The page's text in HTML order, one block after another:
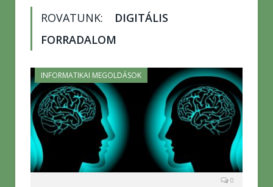
ROVATUNK:
DIGITÁLIS
FORRADALOM
INFORMATIKAI MEGOLDÁSOK
0